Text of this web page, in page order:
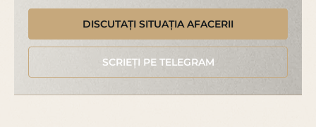
DISCUTAȚI SITUAȚIA AFACERII
SCRIEȚI PE TELEGRAM